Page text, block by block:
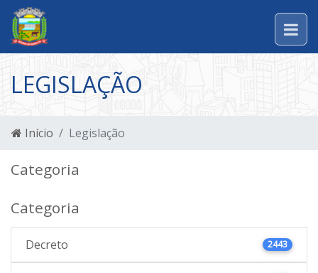
LEGISLAÇÃO
Início Legislação
Categoria
Categoria
Decreto 2443